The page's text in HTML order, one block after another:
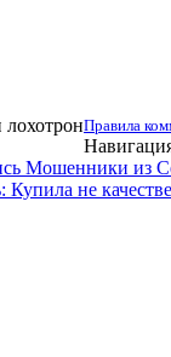
Правила
Мошенники из
Купила не